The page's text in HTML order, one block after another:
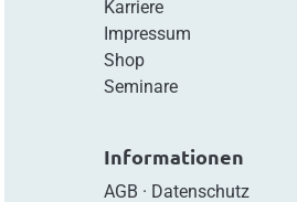
Karriere
Impressum
Shop
Seminare
Informationen
AGB · Datenschutz